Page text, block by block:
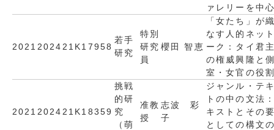
ァレリーを中
2021 2024 21K17958
若手
研究
特別
研究
員
櫻田 智恵
「女たち」が
なす人的ネッ
ーク：タイ君
の権威興隆と
室・女官の役
2021 2024 21K18359
挑戦
的研
究
（萌
准教
授
志波 彩
子
ジャンル・テ
トの中の文法
キストとその
としての構文